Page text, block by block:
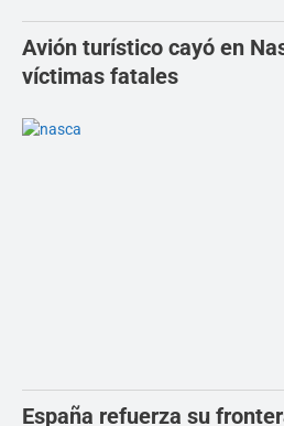
Avión turístico cayó en
víctimas fatales
España refuerza su